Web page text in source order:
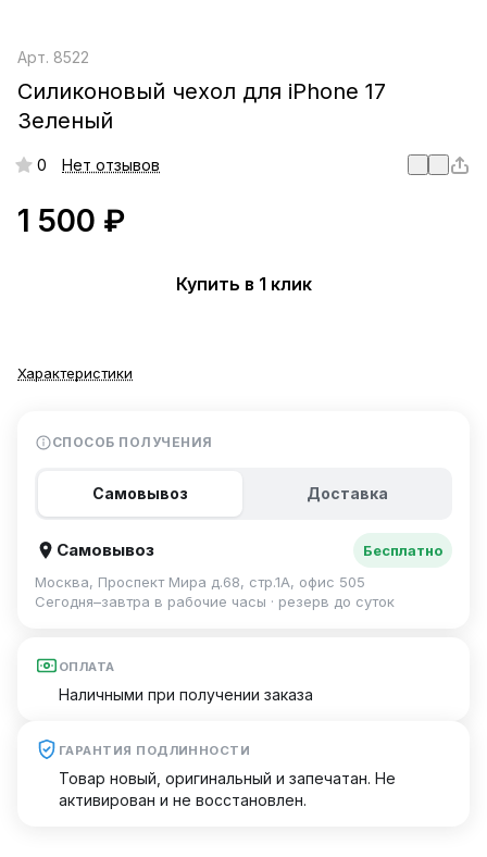
Арт. 8522
Силиконовый чехол для iPhone 17
Зеленый
0 Нет отзывов
1 500 ₽
Купить в 1 клик
Характеристики
СПОСОБ ПОЛУЧЕНИЯ
Самовывоз Доставка
Самовывоз
Бесплатно
Москва, Проспект Мира д.68, стр.1А, офис 505
Сегодня–завтра в рабочие часы · резерв до суток
ОПЛАТА
Наличными при получении заказа
ГАРАНТИЯ ПОДЛИННОСТИ
Товар новый, оригинальный и запечатан. Не
активирован и не восстановлен.